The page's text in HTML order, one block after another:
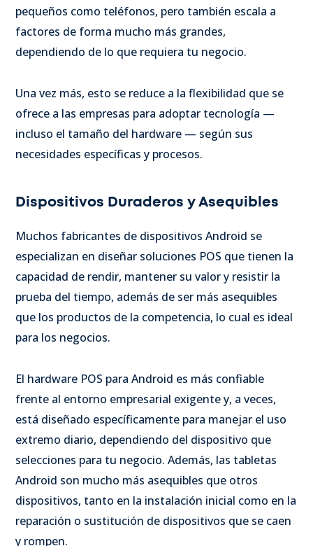
pequeños como teléfonos, pero también escala a
factores de forma mucho más grandes,
dependiendo de lo que requiera tu negocio.
Una vez más, esto se reduce a la flexibilidad que se
ofrece a las empresas para adoptar tecnología —
incluso el tamaño del hardware — según sus
necesidades específicas y procesos.
Dispositivos Duraderos y Asequibles
Muchos fabricantes de dispositivos Android se
especializan en diseñar soluciones POS que tienen la
capacidad de rendir, mantener su valor y resistir la
prueba del tiempo, además de ser más asequibles
que los productos de la competencia, lo cual es ideal
para los negocios.
El hardware POS para Android es más confiable
frente al entorno empresarial exigente y, a veces,
está diseñado específicamente para manejar el uso
extremo diario, dependiendo del dispositivo que
selecciones para tu negocio. Además, las tabletas
Android son mucho más asequibles que otros
dispositivos, tanto en la instalación inicial como en la
reparación o sustitución de dispositivos que se caen
y rompen.